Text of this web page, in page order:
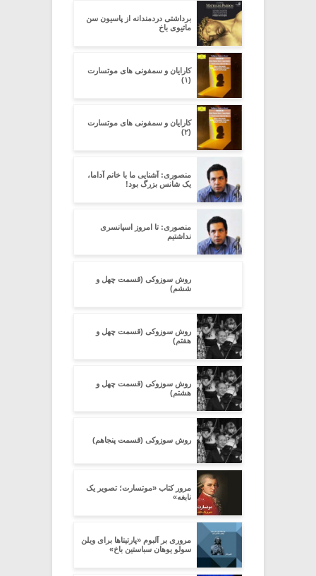
برداشتی دردمندانه از پاسیون سن
ماتیوی باخ
کارایان و سمفونی های موتسارت
(۱)
کارایان و سمفونی های موتسارت
(۲)
منصوری: آشنایی ما با خانم آداما،
یک شانس بزرگ بود!
منصوری: تا امروز اسپانسری
نداشتیم
روش سوزوکی (قسمت چهل و
ششم)
روش سوزوکی (قسمت چهل و
هفتم)
روش سوزوکی (قسمت چهل و
هشتم)
روش سوزوکی (قسمت پنجاهم)
مرور کتاب «موتسارت؛ تصویر یک
نابغه»
مروری بر آلبوم «پارتیتاها برای ویلن
سولو یوهان سباستین باخ»